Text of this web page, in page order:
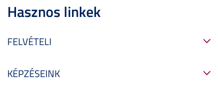
Hasznos linkek
FELVÉTELI
KÉPZÉSEINK